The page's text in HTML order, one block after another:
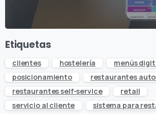
Etiquetas
clientes hostelería
menús
posicionamiento
restaurantes
restaurantes self-service
retail
servicio al cliente
sistema para